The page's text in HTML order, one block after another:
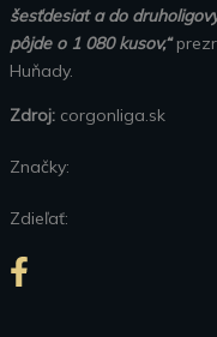
šesťdesiat a do
pôjde o 1 080 kusov,“
Huňady.
Zdroj: corgonliga.sk
Značky:
Zdieľať: